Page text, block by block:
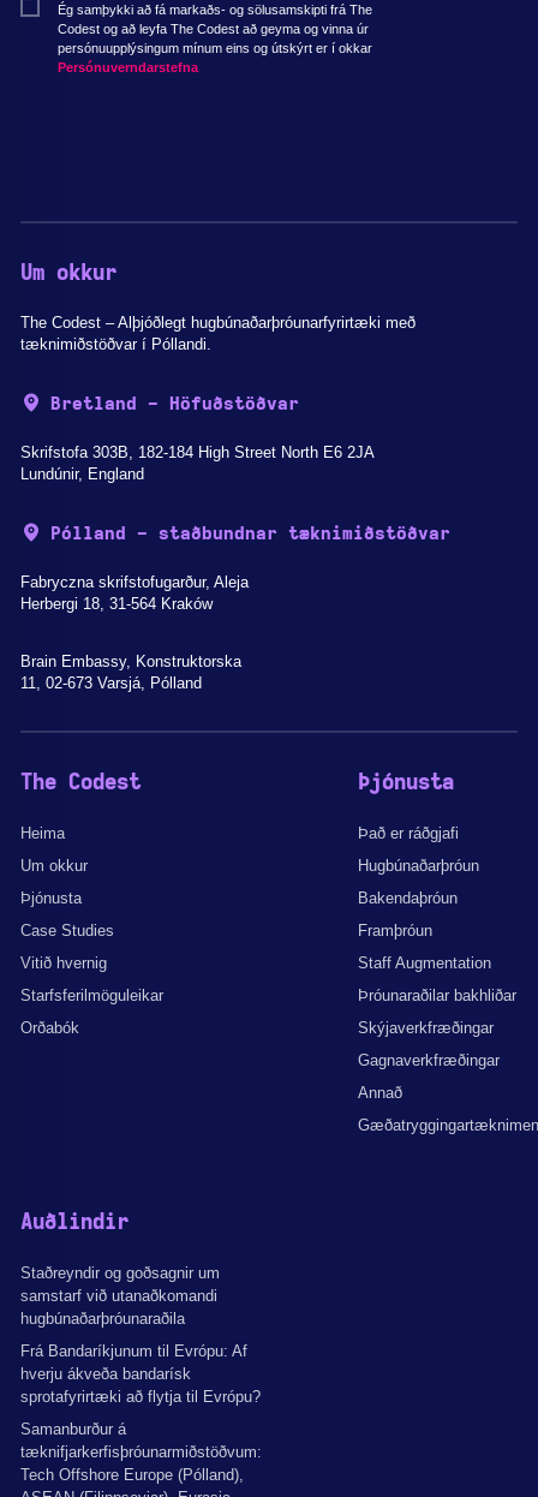
Ég samþykki að fá markaðs- og sölusamskipti frá The
Codest og að leyfa The Codest að geyma og vinna úr
persónuupplýsingum mínum eins og útskýrt er í okkar
Persónuverndarstefna
Um okkur
The Codest – Alþjóðlegt hugbúnaðarþróunarfyrirtæki með
tæknimiðstöðvar í Póllandi.
Bretland - Höfuðstöðvar
Skrifstofa 303B, 182-184 High Street North E6 2JA
Lundúnir, England
Pólland - staðbundnar tæknimiðstöðvar
Fabryczna skrifstofugarður, Aleja
Herbergi 18, 31-564 Kraków
Brain Embassy, Konstruktorska
11, 02-673 Varsjá, Pólland
The Codest
Heima
Um okkur
Þjónusta
Case Studies
Vitið hvernig
Starfsferilmöguleikar
Orðabók
Þjónusta
Það er ráðgjafi
Hugbúnaðarþróun
Bakendaþróun
Framþróun
Staff Augmentation
Þróunaraðilar bakhliðar
Skýjaverkfræðingar
Gagnaverkfræðingar
Annað
Auðlindir
Staðreyndir og goðsagnir um
samstarf við utanaðkomandi
hugbúnaðarþróunaraðila
Frá Bandaríkjunum til Evrópu: Af
hverju ákveða bandarísk
sprotafyrirtæki að flytja til Evrópu?
Samanburður á
tæknifjarkerfisþróunarmiðstöðvum:
Tech Offshore Europe (Pólland),